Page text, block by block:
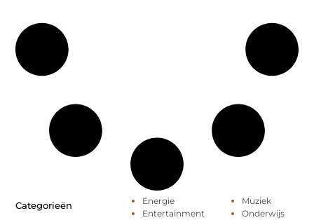
Categorieën
Energie
Entertainment
Muziek
Onderwijs